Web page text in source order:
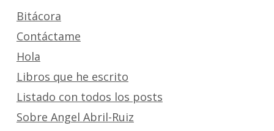
Bitácora
Contáctame
Hola
Libros que he escrito
Listado con todos los posts
Sobre Angel Abril-Ruiz